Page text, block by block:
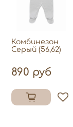
Комбинезон
Серый (56,62)
890 руб